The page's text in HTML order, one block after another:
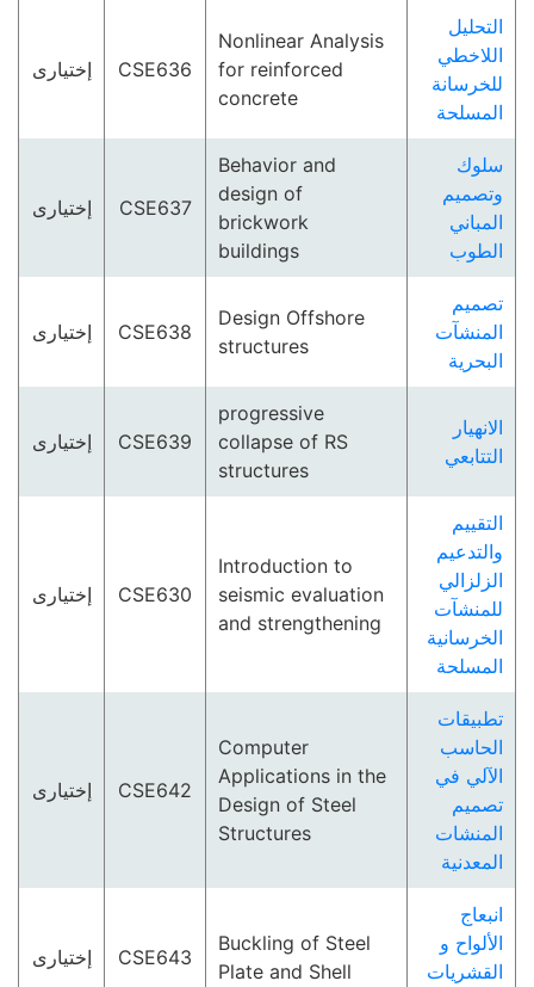
التحليل
اللاخطي
للخرسانة
المسلحة
Nonlinear Analysis
for reinforced
concrete
CSE636 إختيارى
سلوك
وتصميم
المباني
الطوب
Behavior and
design of
brickwork
buildings
CSE637 إختيارى
تصميم
المنشآت
البحرية
Design Offshore
structures
CSE638 إختيارى
الانهيار
التتابعي
progressive
collapse of RS
structures
CSE639 إختيارى
التقييم
والتدعيم
الزلزالي
للمنشآت
الخرسانية
المسلحة
Introduction to
seismic evaluation
and strengthening
CSE630 إختيارى
تطبيقات
الحاسب
الآلي في
تصميم
المنشات
المعدنية
Computer
Applications in the
Design of Steel
Structures
CSE642 إختيارى
انبعاج
الألواح و
القشريات
Buckling of Steel
Plate and Shell
CSE643 إختيارى